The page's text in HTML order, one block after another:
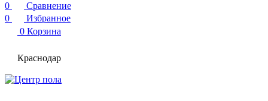
0
Сравнение
0
Избранное
0 Корзина
Краснодар